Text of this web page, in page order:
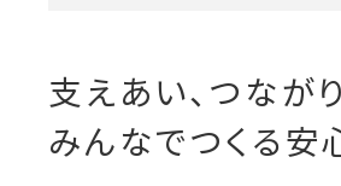
支えあい、つなが
みんなでつくる安